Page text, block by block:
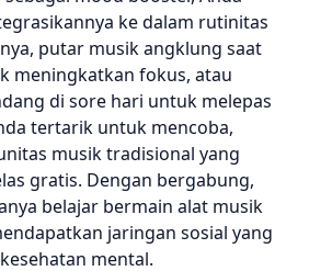
ke dalam rutinitas
putar musik angklung saat
meningkatkan fokus, atau
di sore hari untuk melepas
tertarik untuk mencoba,
musik tradisional yang
gratis. Dengan bergabung,
belajar bermain alat musik
jaringan sosial yang
mental.